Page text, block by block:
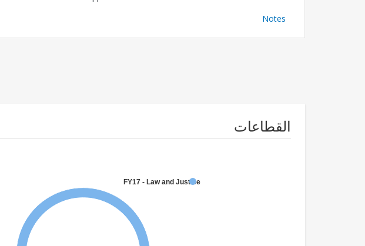
Notes
القطاعات
FY17 - Law and Justice